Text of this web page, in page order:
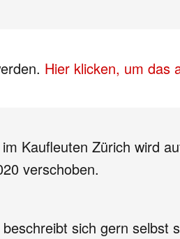
Hier klicken, um das
Kaufleuten Zürich wird
verschoben.
sich gern selbst